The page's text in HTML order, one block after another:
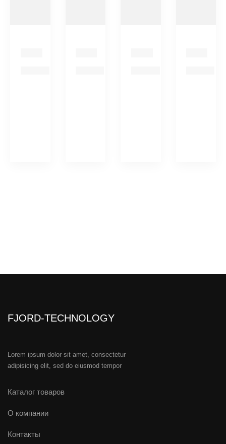
FJORD-TECHNOLOGY
Lorem ipsum dolor sit amet, consectetur
adipisicing elit, sed do eiusmod tempor
Каталог товаров
О компании
Контакты